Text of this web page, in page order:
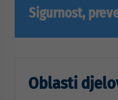
Sigurnost,
Oblasti